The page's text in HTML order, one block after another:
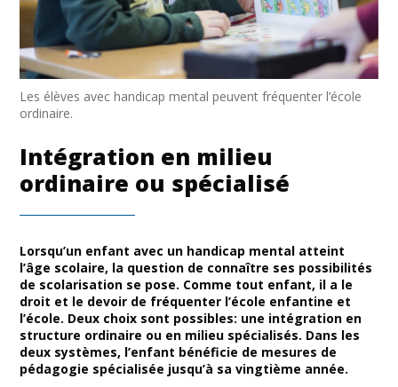
Les élèves avec handicap mental peuvent fréquenter l’école
ordinaire.
Intégration en milieu
ordinaire ou spécialisé
Lorsqu’un enfant avec un handicap mental atteint
l’âge scolaire, la question de connaître ses possibilités
de scolarisation se pose. Comme tout enfant, il a le
droit et le devoir de fréquenter l’école enfantine et
l’école. Deux choix sont possibles: une intégration en
structure ordinaire ou en milieu spécialisés. Dans les
deux systèmes, l’enfant bénéficie de mesures de
pédagogie spécialisée jusqu’à sa vingtième année.